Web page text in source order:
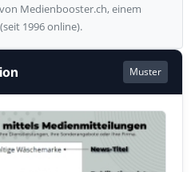
Medienbooster.ch, einem
1996 online).
Muster